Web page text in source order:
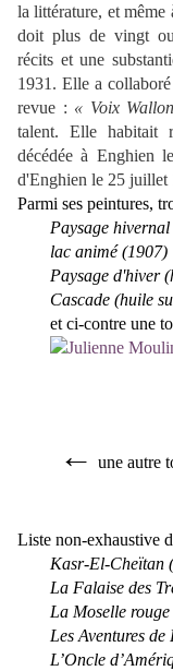
la littérature, et
doit plus de vingt
récits et une
1931. Elle a
revue : « Voix
talent. Elle habitait
décédée à Enghien
d'Enghien le 25 juillet
Parmi ses peintures,
Paysage
lac animé (1907)
Paysage d'hiver
Cascade (huile
et ci-contre une
← une autre
Liste non-exhaustive
Kasr-El-Cheïtan
La Falaise des
La Moselle rouge
Les Aventures
L’Oncle